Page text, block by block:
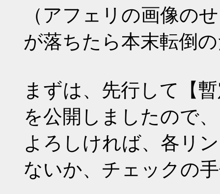
（アフェリの画像の
が落ちたら本末転倒
まずは、先行して【
を公開しましたので、
よろしければ、各リ
ないか、チェックの